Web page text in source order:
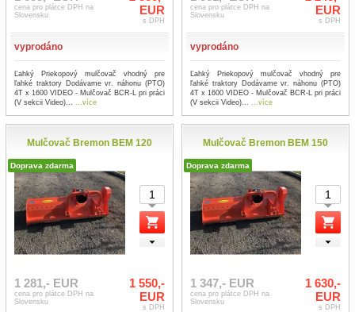
cena pro plátce DPH na
Slovensku
EUR
s DPH
vyprodáno
Ľahký Priekopový mulčovač vhodný pre
ľahké traktory Dodávame vr. náhonu (PTO)
4T x 1600 VIDEO - Mulčovač BCR-L pri práci
(V sekcii Video)... ...více
cena pro plátce DPH na
Slovensku
EUR
s DPH
vyprodáno
Ľahký Priekopový mulčovač vhodný pre
ľahké traktory Dodávame vr. náhonu (PTO)
4T x 1600 VIDEO - Mulčovač BCR-L pri práci
(V sekcii Video)... ...více
Mulčovač Bremon BEM 120
Doprava zdarma
1 281,- EUR
cena pro plátce DPH na
Slovensku
1 550,-
EUR
s DPH
Mulčovač Bremon BEM 150
Doprava zdarma
1 347,- EUR
cena pro plátce DPH na
Slovensku
1 630,-
EUR
s DPH